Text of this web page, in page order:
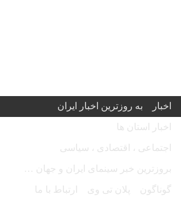
اخبار به روزترین اخبار ایران
اخبار استان ها
اجتماعی ، اقتصادی ، سیاسی
بروزترین خبر سینمای ایران و جهان …
گوناگون پلان تی وی ارتباط با ما